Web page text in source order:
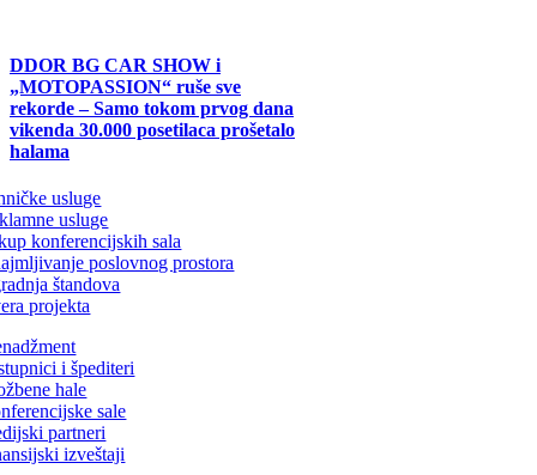
DDOR BG CAR SHOW i
„MOTOPASSION“ ruše sve
rekorde – Samo tokom prvog dana
vikenda 30.000 posetilaca prošetalo
halama
usluge
usluge
konferencijskih sala
poslovnog prostora
štandova
projekta
i špediteri
hale
sale
partneri
izveštaji